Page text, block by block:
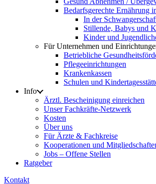
Bedarfsgerechte Ernährung
In der
Stillende, Babys und
Kinder und
Für Unternehmen und
Betriebliche
Pflegeeinrichtungen
Krankenkassen
Schulen und
Info
Ärztl. Bescheinigung einreichen
Unser Fachkräfte-Netzwerk
Kosten
Über uns
Für Ärzte & Fachkreise
Kooperationen und
Jobs – Offene Stellen
Ratgeber
Kontakt